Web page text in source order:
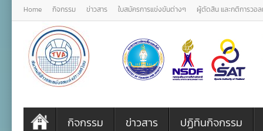
Home กิจกรรม ข่าวสาร ใบสมัครการแข่งขันต่างๆ ผู้ตัดสิน และกติการวอ
กิจกรรม ข่าวสาร ปฏิทินกิจกรรม